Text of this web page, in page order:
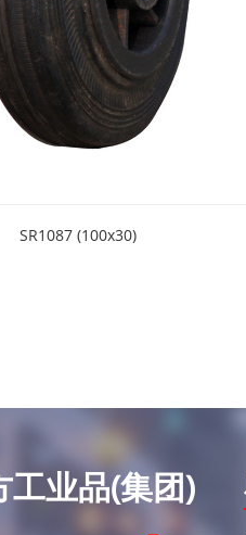
SR1087 (100x30)
工业品(集团)